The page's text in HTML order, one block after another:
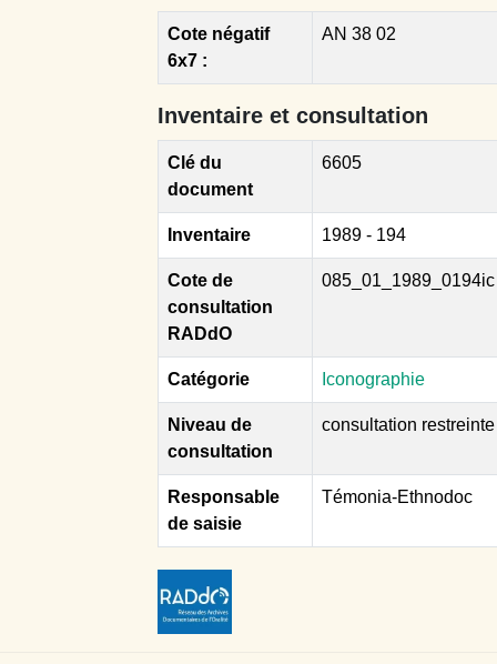
Cote négatif
6x7 :
AN 38 02
Inventaire et consultation
Clé du
document
6605
Inventaire 1989 - 194
Cote de
consultation
RADdO
085_01_1989_0194ic
Catégorie Iconographie
Niveau de
consultation
consultation restreinte
Responsable
de saisie
Témonia-Ethnodoc